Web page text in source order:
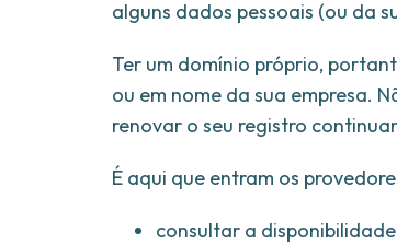
alguns dados pessoais (ou da
Ter um domínio próprio,
ou em nome da sua empresa.
renovar o seu registro
É aqui que entram os
consultar a